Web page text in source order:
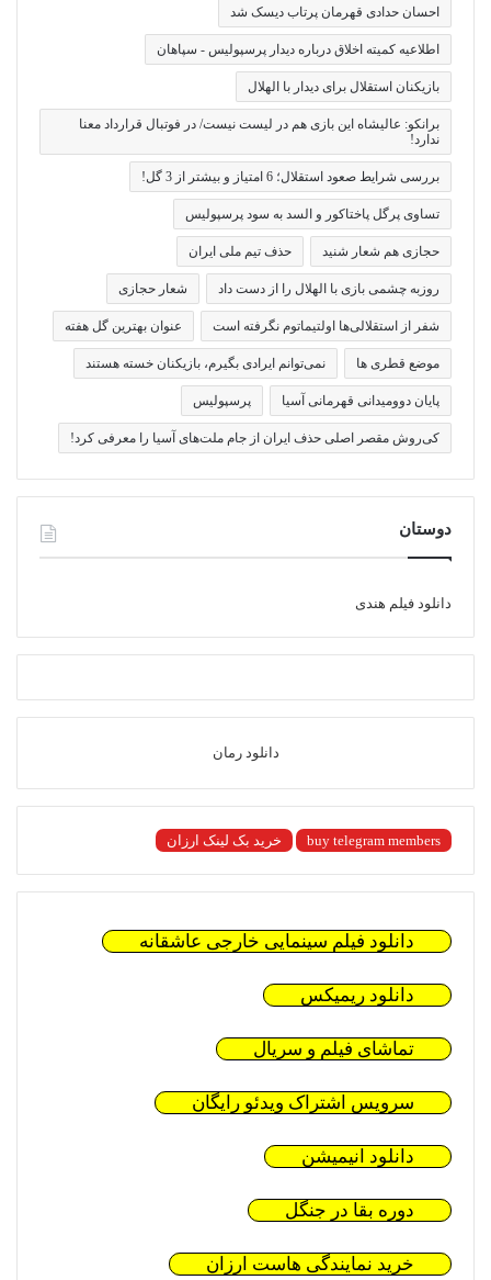
احسان حدادی قهرمان پرتاب دیسک شد
اطلاعیه کمیته اخلاق درباره دیدار پرسپولیس - سپاهان
بازیکنان استقلال برای دیدار با الهلال
برانکو: عالیشاه این بازی هم در لیست نیست/ در فوتبال قرارداد معنا
ندارد!
بررسی شرایط صعود استقلال؛ 6 امتیاز و بیشتر از 3 گل!
تساوی پرگل پاختاکور و السد به سود پرسپولیس
حجازی هم شعار شنید حذف تیم ملی ایران
روزبه چشمی بازی با الهلال را از دست داد شعار حجازی
شفر از استقلالی‌ها اولتیماتوم نگرفته است عنوان بهترین گل هفته
موضع قطری ها نمی‌توانم ایرادی بگیرم، بازیکنان خسته هستند
پایان دوومیدانی قهرمانی آسیا پرسپولیس
کی‌روش مقصر اصلی حذف ایران از جام ملت‌های آسیا را معرفی کرد!
دوستان
دانلود فیلم هندی
دانلود رمان
buy telegram members خرید بک لینک ارزان
دانلود فیلم سینمایی خارجی عاشقانه
دانلود ریمیکس
تماشای فیلم و سریال
سرویس اشتراک ویدئو رایگان
دانلود انیمیشن
دوره بقا در جنگل
خرید نمایندگی هاست ارزان